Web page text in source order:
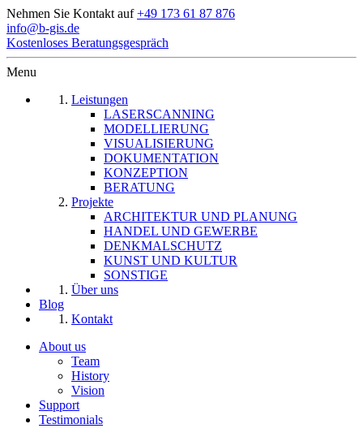
Nehmen Sie Kontakt auf+49 173 61 87 876
info@b-gis.de
Kostenloses Beratungsgespräch
Menu
Leistungen
LASERSCANNING
MODELLIERUNG
VISUALISIERUNG
DOKUMENTATION
KONZEPTION
BERATUNG
Projekte
ARCHITEKTUR UND PLANUNG
HANDEL UND GEWERBE
DENKMALSCHUTZ
KUNST UND KULTUR
SONSTIGE
Über uns
Blog
Kontakt
About us
Team
History
Vision
Support
Testimonials